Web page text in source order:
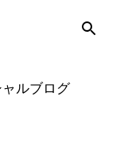
ルブログ